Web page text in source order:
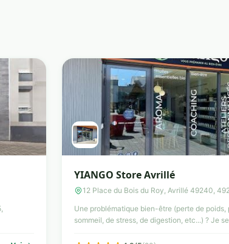
YIANGO Store Avrillé
12 Place du Bois du Roy, Avrillé 49240,
Une problématique bien-être (perte de poids,
sommeil, de stress, de digestion, etc...) ? Je